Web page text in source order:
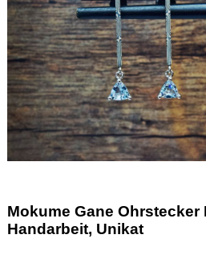
Mokume Gane Ohrstecker
Handarbeit, Unikat